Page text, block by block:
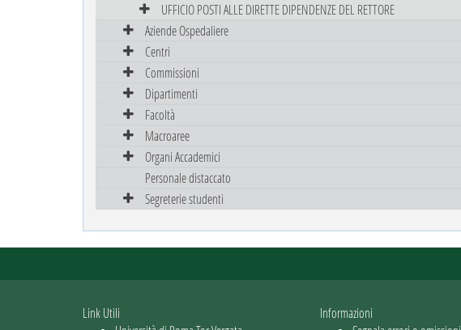
UFFICIO POSTI ALLE DIRETTE DIPENDENZE DEL RETTORE
Aziende Ospedaliere
Centri
Commissioni
Dipartimenti
Facoltà
Macroaree
Organi Accademici
Personale distaccato
Segreterie studenti
Link Utili
Informazioni